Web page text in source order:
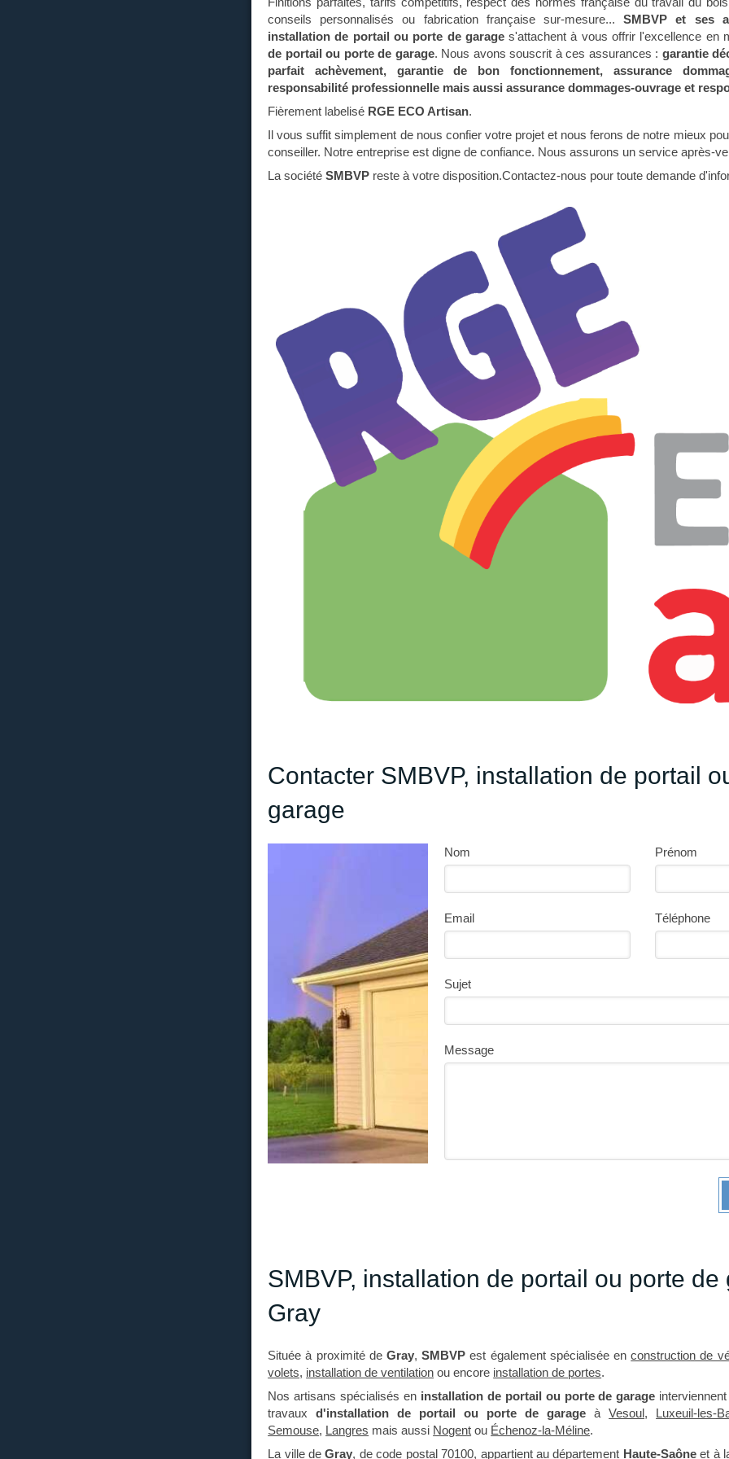
conseils personnalisés ou fabrication française sur-mesure...SMBVP et ses
installation de portail ou porte de garages'attachent à vous offrir l'excellence en
de portail ou porte de garage. Nous avons souscrit à ces assurances : garantie
parfait achèvement, garantie de bon fonctionnement, assurance
responsabilité professionnelle mais aussi assurance dommages-ouvrage et
Fièrement labelisé RGE ECO Artisan.
Il vous suffit simplement de nous confier votre projet et nous ferons de notre mieux
conseiller. Notre entreprise est digne de confiance. Nous assurons un service après-
La sociétéSMBVP reste à votre disposition.Contactez-nous pour toute demande
Contacter SMBVP, installation de portail
garage
Nom Prénom
Email Téléphone
Sujet
Message
SMBVP, installation de portail ou porte de
Gray
Située à proximité de Gray,SMBVP est également spécialisée enconstruction de
volets, installation de ventilation ou encore installation de portes.
Nos artisans spécialisés en installation de portail ou porte de garage
travaux d'installation de portail ou porte de garage àVesoul, Luxeuil-les-
Semouse, Langres mais aussi Nogent ou Échenoz-la-Méline.
La ville deGray, de code postal 70100, appartient au département Haute-Saôneet à